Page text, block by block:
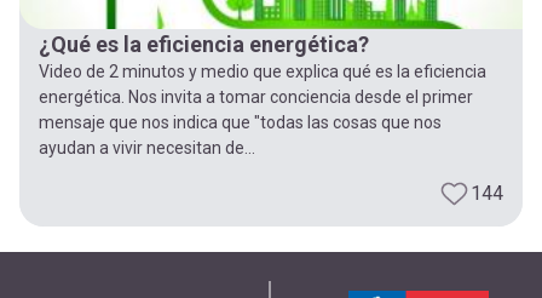
entrar
cuenta
¿Qué es la eficiencia energética?
Video de 2 minutos y medio que explica qué es la eficiencia
energética. Nos invita a tomar conciencia desde el primer
mensaje que nos indica que "todas las cosas que nos
ayudan a vivir necesitan de...
144